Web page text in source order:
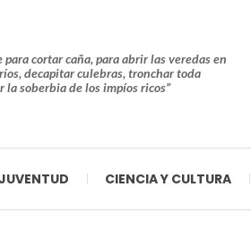
para cortar caña, para abrir las veredas en
decapitar culebras, tronchar toda
la soberbia de los impíos ricos”
CIENCIA Y CULTURA